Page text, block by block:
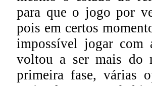
para que o jogo por
pois em certos
impossível jogar com
voltou a ser mais do
primeira fase, várias